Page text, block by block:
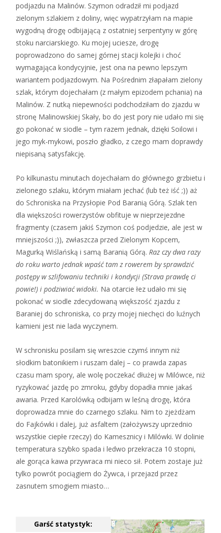
podjazdu na Malinów. Szymon odradził mi podjazd
zielonym szlakiem z doliny, więc wypatrzyłam na mapie
wygodną drogę odbijającą z ostatniej serpentyny w górę
stoku narciarskiego. Ku mojej uciesze, drogę
poprowadzono do samej górnej stacji kolejki i choć
wymagająca kondycyjnie, jest ona na pewno lepszym
wariantem podjazdowym. Na Pośrednim złapałam zielony
szlak, którym dojechałam (z małym epizodem pchania) na
Malinów. Z nutką niepewności podchodziłam do zjazdu w
stronę Malinowskiej Skały, bo do jest pory nie udało mi się
go pokonać w siodle – tym razem jednak, dzięki Soilowi i
jego myk-mykowi, poszło gładko, z czego mam doprawdy
niepisaną satysfakcję.
Po kilkunastu minutach dojechałam do głównego grzbietu i
zielonego szlaku, którym miałam jechać (lub też iść ;)) aż
do Schroniska na Przysłopie Pod Baranią Górą. Szlak ten
dla większości rowerzystów obfituje w nieprzejezdne
fragmenty (czasem jakiś Szymon coś podjedzie, ale jest w
mniejszości ;)), zwłaszcza przed Zielonym Kopcem,
Magurką Wiślańską i samą Baranią Górą. Raz czy dwa razy
do roku warto jednak wpaść tam z rowerem by sprawdzić
postępy w szlifowaniu techniki i kondycji (Strava prawdę ci
powie!) i podziwiać widoki. Na otarcie łez udało mi się
pokonać w siodle zdecydowaną większość zjazdu z
Baraniej do schroniska, co przy mojej niechęci do luźnych
kamieni jest nie lada wyczynem.
W schronisku posilam się wreszcie czymś innym niż
słodkim batonikiem i ruszam dalej – co prawda zapas
czasu mam spory, ale wolę poczekać dłużej w Milówce, niż
ryzykować jazdę po zmroku, gdyby dopadła mnie jakaś
awaria. Przed Karolówką odbijam w leśną drogę, która
doprowadza mnie do czarnego szlaku. Nim to zjeżdżam
do Fajkówki i dalej, już asfaltem (założywszy uprzednio
wszystkie ciepłe rzeczy) do Kamesznicy i Milówki. W dolinie
temperatura szybko spada i ledwo przekracza 10 stopni,
ale gorąca kawa przywraca mi nieco sił. Potem zostaje już
tylko powrót pociągiem do Żywca, i przejazd przez
zasnutem smogiem miasto…
Garść statystyk: